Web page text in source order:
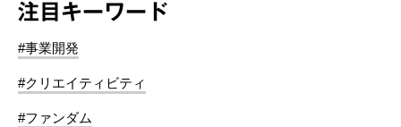
注目キーワード
#事業開発
#クリエイティビティ
#ファンダム